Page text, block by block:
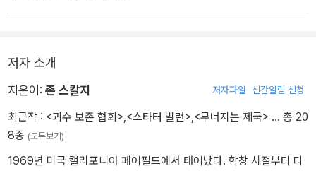
셋째, 그것은 상호의존성단이라는 거짓의 종말을 뜻한다. _본문 중에
저자 소개
지은이: 존 스칼지 저자파일 신간알림 신청
최근작 : <괴수 보존 협회> <스타터 빌런> <무너지는 제국> … 총 20
8종 (모두보기)
1969년 미국 캘리포니아 페어필드에서 태어났다. 학창 시절부터 다